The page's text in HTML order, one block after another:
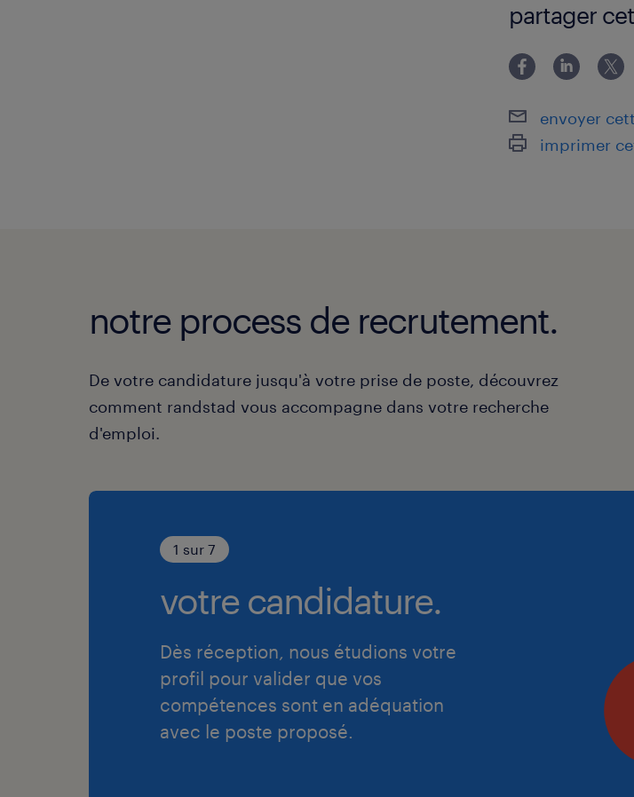
partager
envoyer
imprimer
notre process de recrutement.
De votre candidature jusqu'à votre prise de poste, découvrez
comment randstad vous accompagne dans votre recherche
d'emploi.
1 sur 7
votre candidature.
Dès réception, nous étudions votre
profil pour valider que vos
compétences sont en adéquation
avec le poste proposé.